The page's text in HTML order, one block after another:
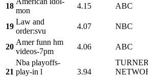
18
mon
4.15 ABC
19
Law and
order:svu
4.07 NBC
20
Amer funn hm
videos-7pm
4.06 ABC
21
Nba playoffs-
play-in l
3.94
TURNER